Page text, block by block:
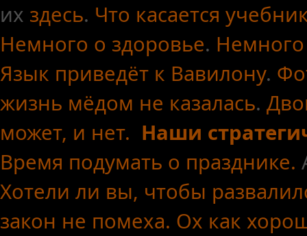
их здесь. Что касается
Немного о здоровье.
Язык приведёт к Вавилону.
жизнь мёдом не казалась.
может, и нет. Наши
Время подумать о празднике.
Хотели ли вы, чтобы
закон не помеха. Ох как